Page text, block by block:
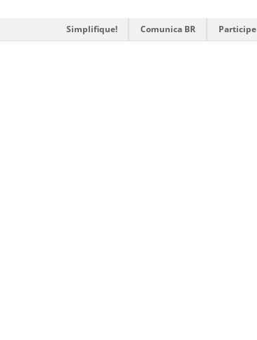
Simplifique! Comunica BR Participe